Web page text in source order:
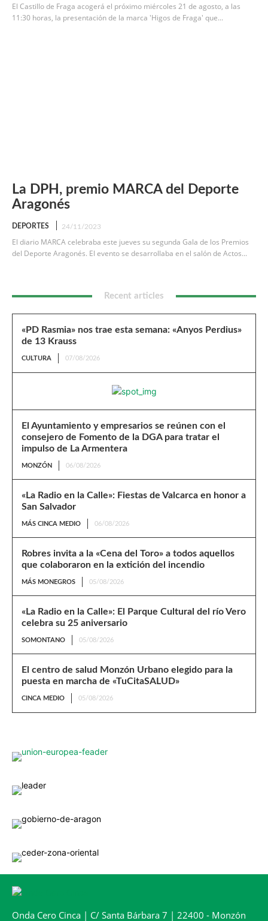
El Castillo de Fraga acogerá el próximo miércoles 21 de agosto, a las
11:30 horas, la presentación de la marca 'Higos de Fraga' que...
La DPH, premio MARCA del Deporte
Aragonés
DEPORTES 24/11/2023
El diario MARCA celebraba este jueves su segunda Gala de los Premios
del Deporte Aragonés. El evento se desarrollaba en el salón de Actos...
Recent articles
«PD Rasmia» nos trae esta semana: «Anyos Perdius»
de 13 Krauss
CULTURA 07/08/2026
El Ayuntamiento y empresarios se reúnen con el
consejero de Fomento de la DGA para tratar el
impulso de La Armentera
MONZÓN 06/08/2026
«La Radio en la Calle»: Fiestas de Valcarca en honor a
San Salvador
MÁS CINCA MEDIO 06/08/2026
Robres invita a la «Cena del Toro» a todos aquellos
que colaboraron en la extición del incendio
MÁS MONEGROS 05/08/2026
«La Radio en la Calle»: El Parque Cultural del río Vero
celebra su 25 aniversario
SOMONTANO 05/08/2026
El centro de salud Monzón Urbano elegido para la
puesta en marcha de «TuCitaSALUD»
CINCA MEDIO 05/08/2026
Onda Cero Cinca | C/ Santa Bárbara 7 | 22400 - Monzón